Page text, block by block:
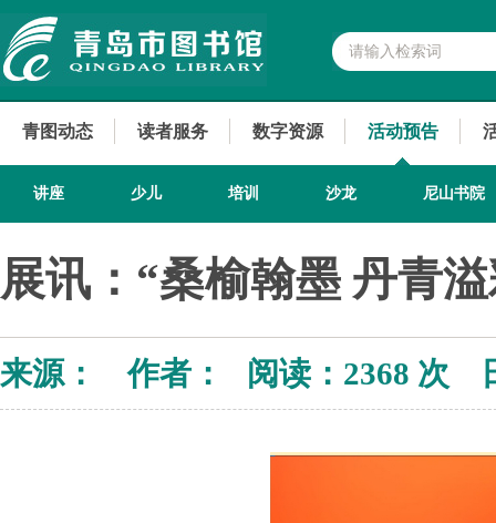
青图动态 读者服务 数字资源 活动预告
讲座 少儿 培训 沙龙 尼山书院
展讯：“桑榆翰墨 丹青
来源： 作者： 阅读： 2368 次